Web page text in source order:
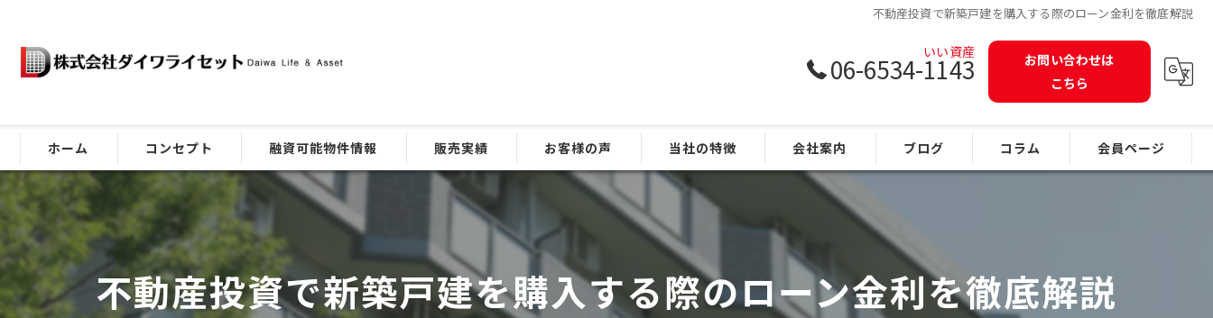
不動産投資で新築戸建を購入する際のローン金利を徹底解説
06-6534-1143
お問い合わせは
こちら
ホーム コンセプト 融資可能物件情報 販売実績 お客様の声
よくある質問
当社の特徴
区分マンション
戸建て
管理
会社案内 ブログ コラム 会員ページ
不動産投資で新築戸建を購入する際のローン金利を徹底解説